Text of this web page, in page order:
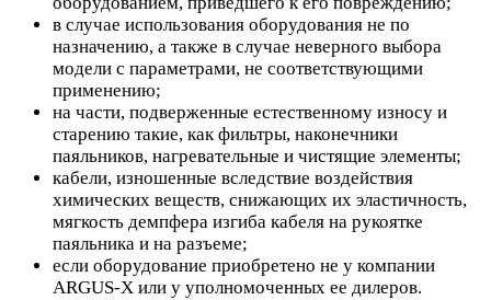
в случае использования оборудования не по
назначению, а также в случае неверного выбора
модели с параметрами, не соответствующими
применению;
на части, подверженные естественному износу и
старению такие, как фильтры, наконечники
паяльников, нагревательные и чистящие элементы;
кабели, изношенные вследствие воздействия
химических веществ, снижающих их эластичность,
мягкость демпфера изгиба кабеля на рукоятке
паяльника и на разъеме;
если оборудование приобретено не у компании
ARGUS-X или у уполномоченных ее дилеров.